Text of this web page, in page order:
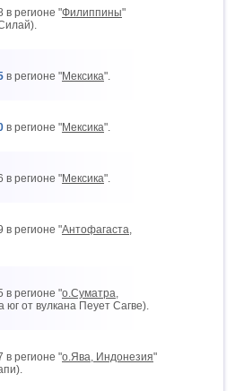
в регионе "Филиппины"
в регионе "Мексика".
в регионе "Мексика".
в регионе "Мексика".
в регионе "Антофагаста,
в регионе "о.Суматра,
юг от вyлкана Пеует Сагве).
в регионе "о.Ява, Индонезия"